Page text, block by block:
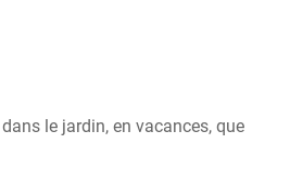
le jardin, en vacances, que